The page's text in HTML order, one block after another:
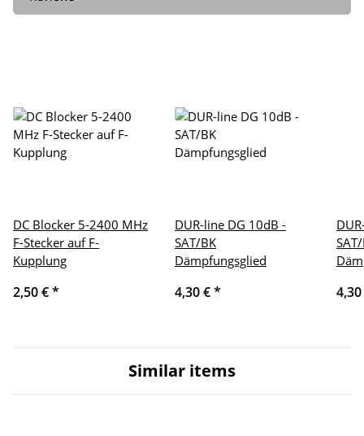
DC Blocker 5-2400 MHz
F-Stecker auf F-
Kupplung
2,50 €*
DUR-line DG 10dB -
SAT/BK
Dämpfungsglied
4,30 €*
Similar items